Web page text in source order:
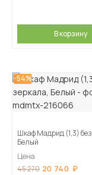
В корзину
-54%
Шкаф Мадрид (1,3)
Белый
Цена
45 270 20 740